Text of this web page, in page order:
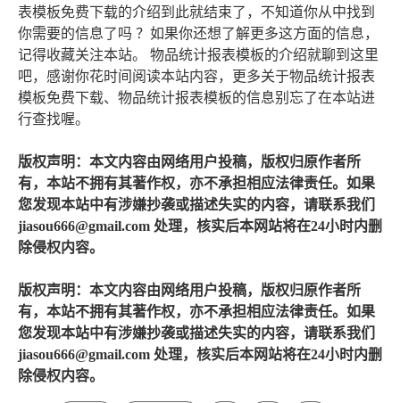
表模板免费下载的介绍到此就结束了，不知道你从中找到
你需要的信息了吗 ？如果你还想了解更多这方面的信息，
记得收藏关注本站。 物品统计报表模板的介绍就聊到这里
吧，感谢你花时间阅读本站内容，更多关于物品统计报表
模板免费下载、物品统计报表模板的信息别忘了在本站进
行查找喔。
版权声明：本文内容由网络用户投稿，版权归原作者所
有，本站不拥有其著作权，亦不承担相应法律责任。如果
您发现本站中有涉嫌抄袭或描述失实的内容，请联系我们
jiasou666@gmail.com 处理，核实后本网站将在24小时内删
除侵权内容。
版权声明：本文内容由网络用户投稿，版权归原作者所
有，本站不拥有其著作权，亦不承担相应法律责任。如果
您发现本站中有涉嫌抄袭或描述失实的内容，请联系我们
jiasou666@gmail.com 处理，核实后本网站将在24小时内删
除侵权内容。